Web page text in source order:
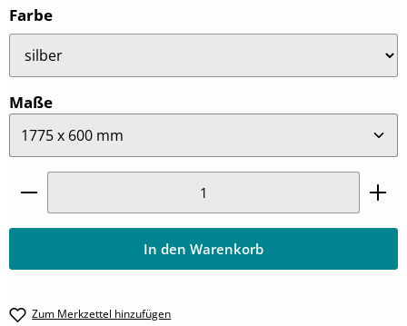
Farbeauswählen
Maßeauswählen
Produkt Anzahl: Gib den gewünschten Wert ein
In den Warenkorb
Zum Merkzettel hinzufügen